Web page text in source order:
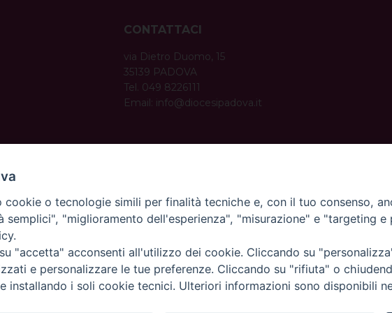
cattolica in
province di
CONTATTACI
via Dietro Duomo, 15
35139 PADOVA
Tel. 049 8226111
Email: info@diocesipadova.it
cookie o tecnologie simili per finalità tecniche e, con il tuo consenso,
semplici", "miglioramento dell'esperienza", "misurazione" e "targeting
"accetta" acconsenti all'utilizzo dei cookie. Cliccando su
e personalizzare le tue preferenze. Cliccando su "rifiuta" o
installando i soli cookie tecnici. Ulteriori informazioni sono disponibili